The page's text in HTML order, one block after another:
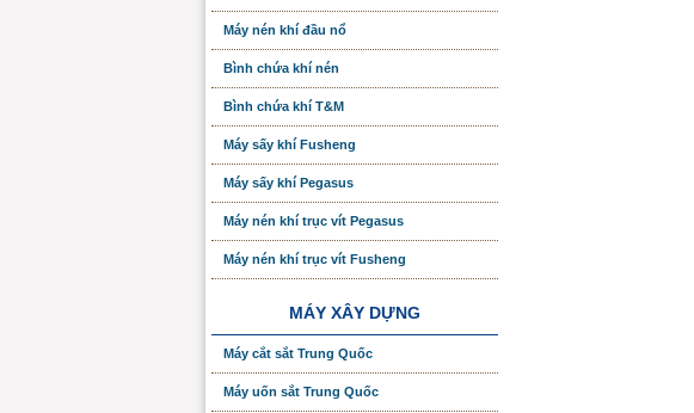
Máy nén khí đầu nổ
Bình chứa khí nén
Bình chứa khí T&M
Máy sấy khí Fusheng
Máy sấy khí Pegasus
Máy nén khí trục vít Pegasus
Máy nén khí trục vít Fusheng
MÁY XÂY DỰNG
Máy cắt sắt Trung Quốc
Máy uốn sắt Trung Quốc